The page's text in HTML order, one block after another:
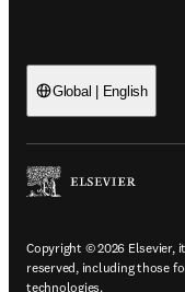
Global | English
Copyright © 2026
reserved, including those
technologies.